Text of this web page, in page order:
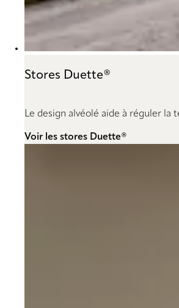
Stores Duette®
Le design alvéolé aide à réguler
Voir les stores Duette®